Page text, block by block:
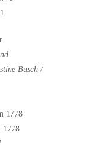
Busch /
1778
1778